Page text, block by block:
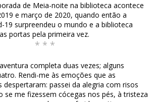
de Meia-noite na biblioteca acontece
e março de 2020, quando então a
19 surpreendeu o mundo e a biblioteca
portas pela primeira vez.
* * *
completa duas vezes; alguns
Rendi-me às emoções que as
despertaram: passei da alegria com risos
se me fizessem cócegas nos pés, à tristeza